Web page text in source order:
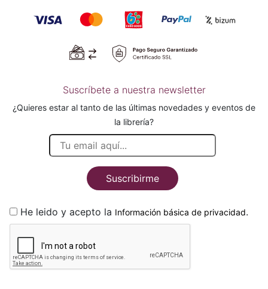
Suscríbete a nuestra newsletter
¿Quieres estar al tanto de las últimas novedades y eventos de
la librería?
Suscribirme
He leido y acepto la Información básica de privacidad.